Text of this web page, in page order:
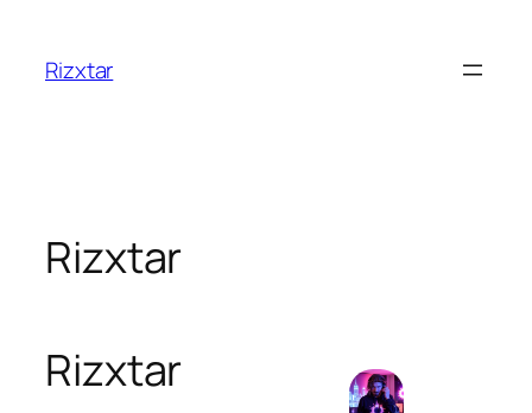
Rizxtar
Rizxtar
Rizxtar